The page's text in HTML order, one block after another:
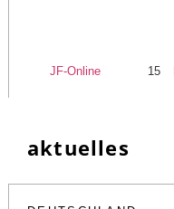
JF-Online 15
aktuelles